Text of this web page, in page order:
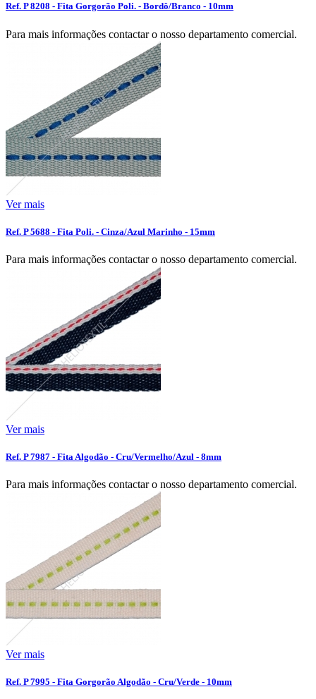
Ref. P 8208 - Fita Gorgorão Poli. - Bordô/Branco - 10mm
Para mais informações contactar o nosso departamento comercial.
Ver mais
Ref. P 5688 - Fita Poli. - Cinza/Azul Marinho - 15mm
Para mais informações contactar o nosso departamento comercial.
Ver mais
Ref. P 7987 - Fita Algodão - Cru/Vermelho/Azul - 8mm
Para mais informações contactar o nosso departamento comercial.
Ver mais
Ref. P 7995 - Fita Gorgorão Algodão - Cru/Verde - 10mm